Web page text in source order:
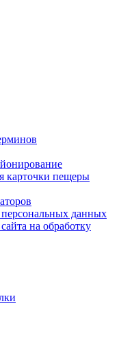
карточки пещеры
данных
на обработку